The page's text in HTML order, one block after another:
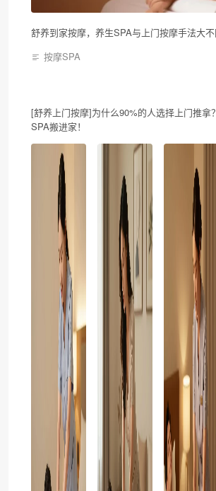
舒养到家按摩，养生SPA与上门按摩手法大
按摩SPA
[舒养上门按摩]为什么90%的人选择上门推拿
SPA搬进家！